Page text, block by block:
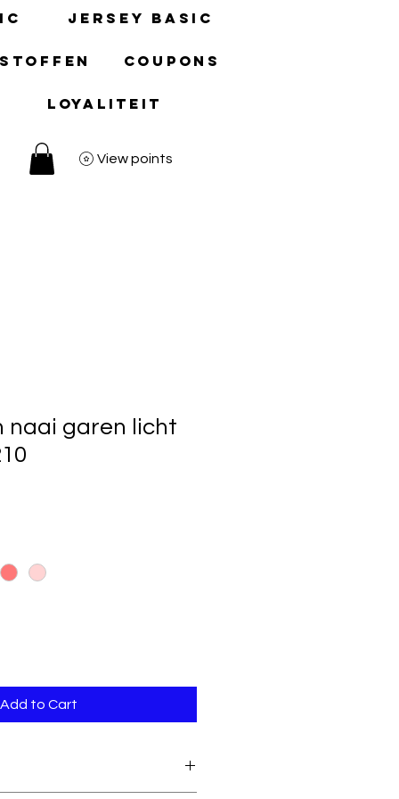
Jersey basic
Coupons
Loyaliteit
View points
naai garen licht
Add to Cart